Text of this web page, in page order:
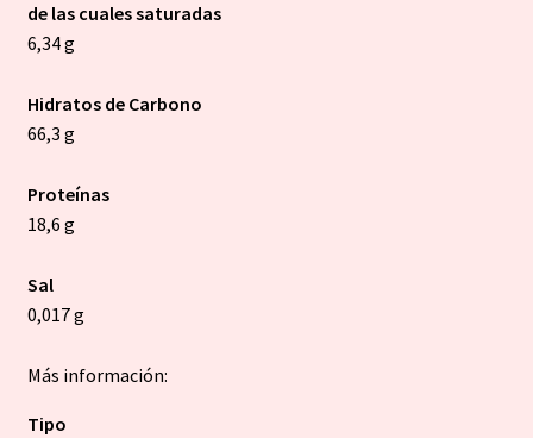
de las cuales saturadas
6,34 g
Hidratos de Carbono
66,3 g
Proteínas
18,6 g
Sal
0,017 g
Más información:
Tipo